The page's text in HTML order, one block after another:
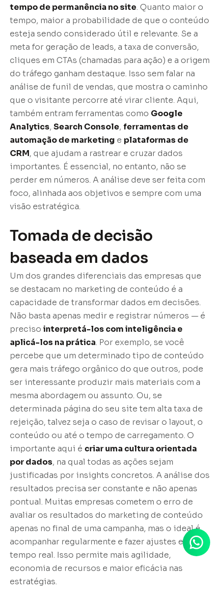
tempo de permanência no site. Quanto maior o
tempo, maior a probabilidade de que o conteúdo
esteja sendo considerado útil e relevante. Se a
meta for geração de leads, a taxa de conversão,
cliques em CTAs (chamadas para ação) e a origem
do tráfego ganham destaque. Isso sem falar na
análise de funil de vendas, que mostra o caminho
que o visitante percorre até virar cliente. Aqui,
também entram ferramentas como Google
Analytics, Search Console, ferramentas de
automação de marketing e plataformas de
CRM, que ajudam a rastrear e cruzar dados
importantes. É essencial, no entanto, não se
perder em números. A análise deve ser feita com
foco, alinhada aos objetivos e sempre com uma
visão estratégica.
Tomada de decisão
baseada em dados
Um dos grandes diferenciais das empresas que
se destacam no marketing de conteúdo é a
capacidade de transformar dados em decisões.
Não basta apenas medir e registrar números — é
preciso interpretá-los com inteligência e
aplicá-los na prática. Por exemplo, se você
percebe que um determinado tipo de conteúdo
gera mais tráfego orgânico do que outros, pode
ser interessante produzir mais materiais com a
mesma abordagem ou assunto. Ou, se
determinada página do seu site tem alta taxa de
rejeição, talvez seja o caso de revisar o layout, o
conteúdo ou até o tempo de carregamento. O
importante aqui é criar uma cultura orientada
por dados, na qual todas as ações sejam
justificadas por insights concretos. A análise dos
resultados precisa ser constante e não apenas
pontual. Muitas empresas cometem o erro de
avaliar os resultados do marketing de conteúdo
apenas no final de uma campanha, mas o ideal é
acompanhar regularmente e fazer ajustes em
tempo real. Isso permite mais agilidade,
economia de recursos e maior eficácia nas
estratégias.